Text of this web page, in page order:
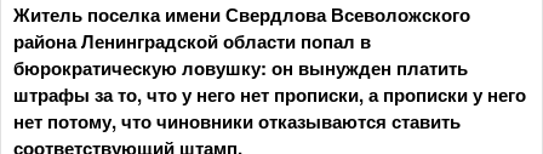
Житель поселка имени Свердлова Всеволожского
района Ленинградской области попал в
бюрократическую ловушку: он вынужден платить
штрафы за то, что у него нет прописки, а прописки у него
нет потому, что чиновники отказываются ставить
соответствующий штамп.